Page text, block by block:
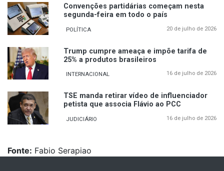
Convenções partidárias começam nesta
segunda-feira em todo o país
POLÍTICA 20 de julho de 2026
Trump cumpre ameaça e impõe tarifa de
25% a produtos brasileiros
INTERNACIONAL 16 de julho de 2026
TSE manda retirar vídeo de influenciador
petista que associa Flávio ao PCC
JUDICIÁRIO 16 de julho de 2026
Fonte: Fabio Serapiao